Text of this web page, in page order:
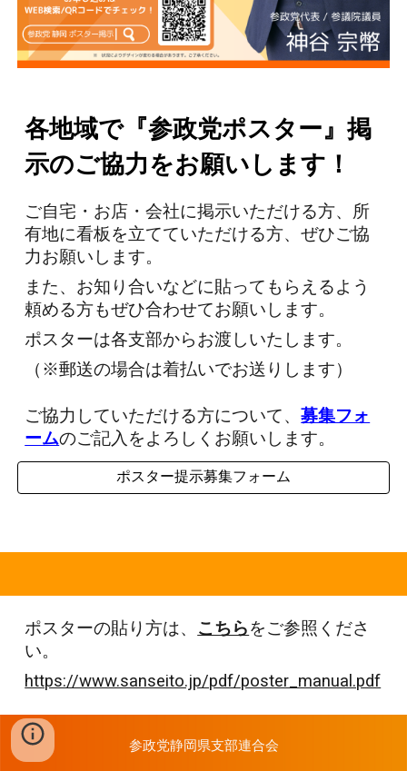
各地域で『参政党ポスター』掲
示のご協力をお願いします！
ご自宅・お店・会社に掲示いただける方、所
有地に看板を立てていただける方、ぜひご協
力お願いします。
また、お知り合いなどに貼ってもらえるよう
頼める方もぜひ合わせてお願いします。
ポスターは各支部からお渡しいたします。
（※郵送の場合は着払いでお送りします）
ご協力していただける方について、募集フォ
ームのご記入をよろしくお願いします。
ポスター提示募集フォーム
ポスターの貼り方は、 こちらをご参照くださ
い。
https://www.sanseito.jp/pdf/poster_manual.pdf
参政党静岡県支部連合会